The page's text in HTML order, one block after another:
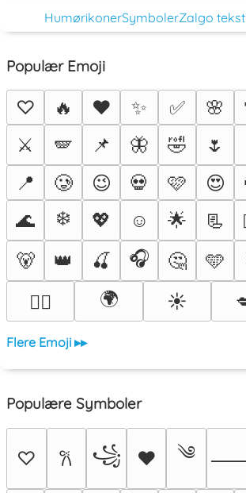
HumørikonerSymbolerZalgo tekst
Populær Emoji
♡ 🔥 ❤️ ✨ ✅ 🌸
⚔️
🪽 📌 🦋 🤣 🌷
📍
🥲 😉 💀 🩷 😍
🌊
❄️ 💖 ☺️ 🌟 📃
🐻
👑 🍒 🎧 🤔 🩵
🐦‍🔥
🌍 ☀️
Flere Emoji ▸▸
Populære Symboler
♡ 𐙚 ꧁ ♥ ༄